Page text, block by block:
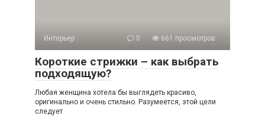
Интерьер 0 661 просмотров
Короткие стрижки – как выбрать
подходящую?
Любая женщина хотела бы выглядеть красиво,
оригинально и очень стильно. Разумеется, этой цели
следует